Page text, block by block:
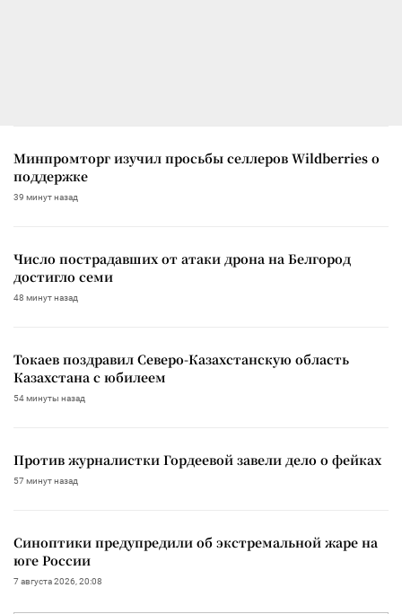
Минпромторг изучил просьбы селлеров Wildberries о
поддержке
39 минут назад
Число пострадавших от атаки дрона на Белгород
достигло семи
48 минут назад
Токаев поздравил Северо-Казахстанскую область
Казахстана с юбилеем
54 минуты назад
Против журналистки Гордеевой завели дело о фейках
57 минут назад
Синоптики предупредили об экстремальной жаре на
юге России
7 августа 2026, 20:08